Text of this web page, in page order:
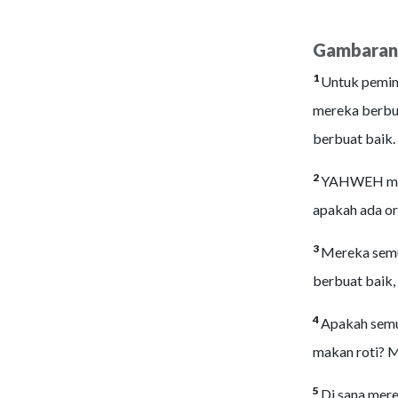
1 Untuk
mereka
berbuat baik.
2YAHWEH
apakah ada
3 Mereka
berbuat baik,
4Apakah
makan roti?
5 Di sana